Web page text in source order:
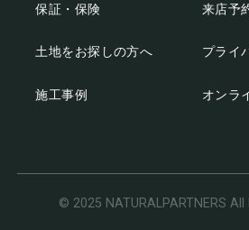
保証・保険
土地をお探しの方へ
施工事例
来店予
プライ
オンラ
© 2025 NATURALPARTNERS All